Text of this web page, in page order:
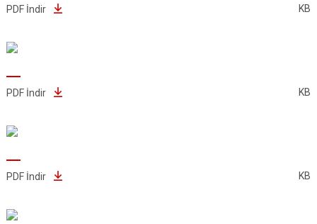
PDF İndir KB
PDF İndir KB
PDF İndir KB